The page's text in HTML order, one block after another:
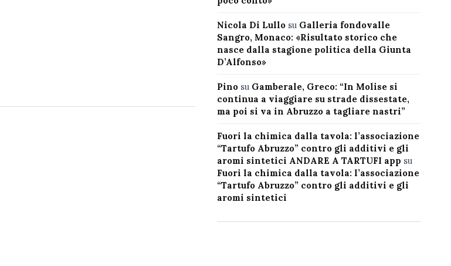
Nicola Di Lullosu Galleria fondovalle
Sangro, Monaco: «Risultato storico che
nasce dalla stagione politica della Giunta
D’Alfonso»
Pinosu Gamberale, Greco: “In Molise si
continua a viaggiare su strade dissestate,
ma poi si va in Abruzzo a tagliare nastri”
Fuori la chimica dalla tavola: l’associazione
“Tartufo Abruzzo” contro gli additivi e gli
aromi sintetici ANDARE A TARTUFI app su
Fuori la chimica dalla tavola: l’associazione
“Tartufo Abruzzo” contro gli additivi e gli
aromi sintetici